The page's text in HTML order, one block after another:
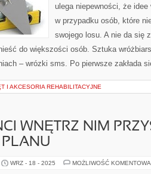
ulega niepewności, że idee
w przypadku osób, które
swojego losu. A nie da się
do większości osób. Sztuka
– wrózki sms. Po pierwsze zakłada
I AKCESORIA REHABILITACYJNE
WNĘTRZ NIM
WRZ - 18 - 2025 MOŻLIWOŚĆ